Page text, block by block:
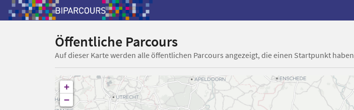
Öffentliche Parcours
Auf dieser Karte werden alle öffentlichen Parcours angezeigt, die einen Startpunkt haben
+
−